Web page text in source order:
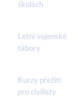
školách
Letní vojenské
tábory
Kurzy přežití
pro civilisty